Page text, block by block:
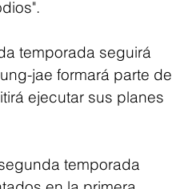
temporada seguirá
jae formará parte de
ejecutar sus planes
temporada